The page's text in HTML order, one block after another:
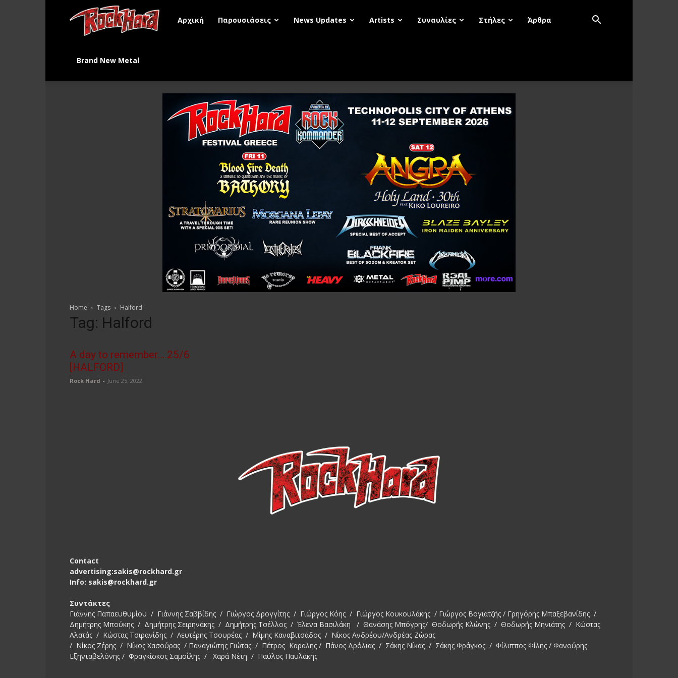
Rock
Αρχική Παρουσιάσεις News Updates Artists Συναυλίες Στήλες Άρθρα
Brand New Metal
Home Tags Halford
Tag: Halford
A day to remember… 25/6
[HALFORD]
Rock Hard - June 25, 2022
Contact
advertising:sakis@rockhard.gr
Info: sakis@rockhard.gr
Συντάκτες
Γιάννης Παπαευθυμίου / Γιάννης Σαββίδης / Γιώργος Δρογγίτης / Γιώργος Κόης / Γιώργος Κουκουλάκης / Γιώργος Βογιατζής / Γρηγόρης Μπαξεβανίδης /
Δημήτρης Μπούκης / Δημήτρης Σειρηνάκης / Δημήτρης Τσέλλος / Έλενα Βασιλάκη / Θανάσης Μπόγρης/ Θοδωρής Κλώνης / Θοδωρής Μηνιάτης / Κώστας
Αλατάς / Κώστας Τσιρανίδης / Λευτέρης Τσουρέας / Μίμης Καναβιτσάδος / Νίκος Ανδρέου/Ανδρέας Ζώρας
/ Νίκος Ζέρης / Νίκος Χασούρας / Παναγιώτης Γιώτας / Πέτρος Καραλής / Πάνος Δρόλιας / Σάκης Νίκας / Σάκης Φράγκος / Φίλιππος Φίλης / Φανούρης
Εξηνταβελόνης / Φραγκίσκος Σαμοΐλης / Χαρά Νέτη / Παύλος Παυλάκης